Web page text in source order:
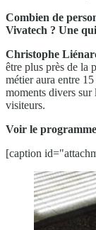
Combien de
Vivatech ? Une
Christophe
être plus près de la
métier aura entre
moments divers sur
visiteurs.
Voir le
[caption